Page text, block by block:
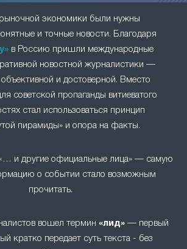
экономики были нужны
и точные новости. Благодаря
в Россию пришли международные
новостной журналистики —
и достоверной. Вместо
советской пропаганды витиеватого
стал использоваться принцип
пирамиды» и опора на факты.
и другие официальные лица» — самую
о событии стало возможным
прочитать.
вошел термин «лид» — первый
кратко передает суть текста - без